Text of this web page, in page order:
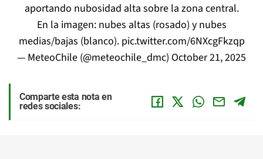
aportando nubosidad alta sobre la zona central.
En la imagen: nubes altas (rosado) y nubes
medias/bajas (blanco). pic.twitter.com/6NXcgFkzqp
— MeteoChile (@meteochile_dmc) October 21, 2025
Comparte esta nota en
redes sociales: